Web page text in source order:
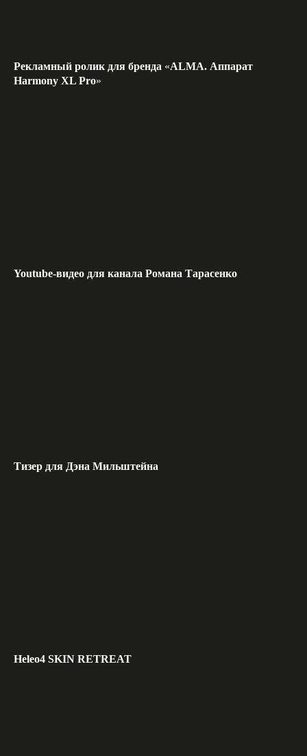
Рекламный ролик для бренда «ALMA. Аппарат
Harmony XL Pro»
Youtube-видео для канала Романа Тарасенко
Тизер для Дэна Мильштейна
Heleo4 SKIN RETREAT